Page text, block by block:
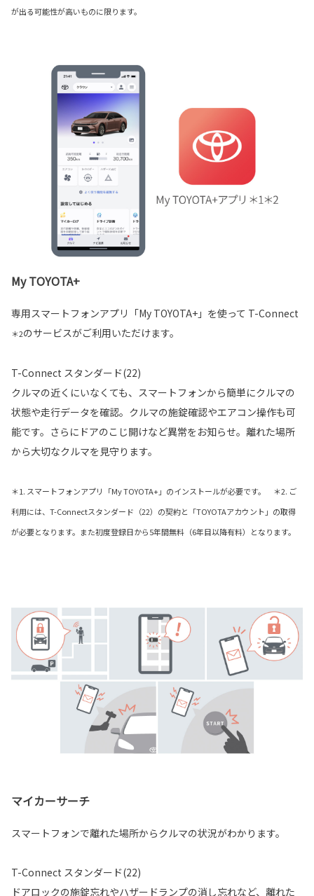
が出る可能性が高いものに限ります。
My TOYOTA+
専用スマートフォンアプリ「My TOYOTA+」を使って T-Connect
＊2のサービスがご利用いただけます。
T-Connect スタンダード(22)
クルマの近くにいなくても、スマートフォンから簡単にクルマの
状態や走行データを確認。クルマの施錠確認やエアコン操作も可
能です。さらにドアのこじ開けなど異常をお知らせ。離れた場所
から大切なクルマを見守ります。
＊1. スマートフォンアプリ「My TOYOTA+」のインストールが必要です。 ＊2. ご
利用には、T-Connectスタンダード（22）の契約と「TOYOTAアカウント」の取得
が必要となります。また初度登録日から5年間無料（6年目以降有料）となります。
マイカーサーチ
スマートフォンで離れた場所からクルマの状況がわかります。
T-Connect スタンダード(22)
ドアロックの施錠忘れやハザードランプの消し忘れなど、離れた